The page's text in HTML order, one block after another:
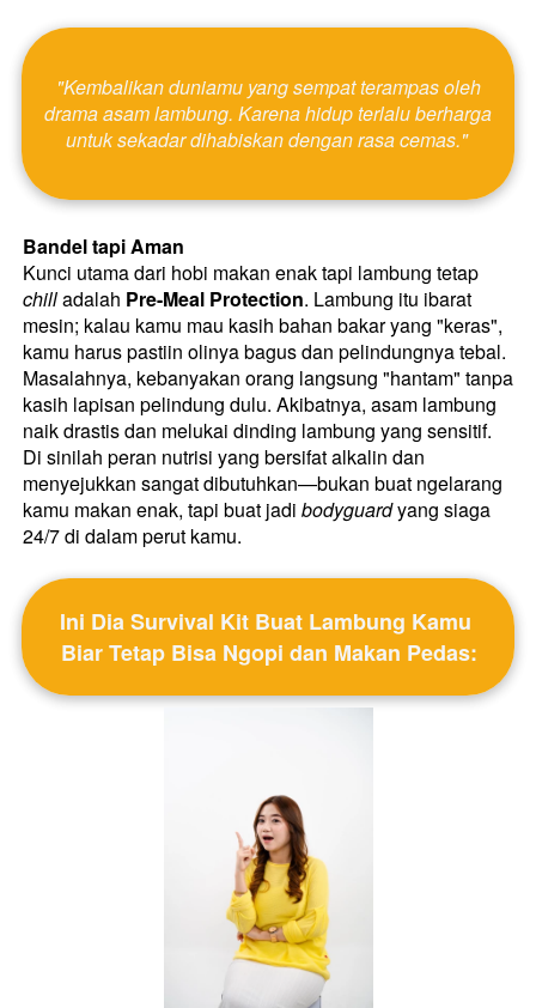
drama asam lambung. Karena hidup terlalu berharga
untuk sekadar dihabiskan dengan rasa cemas."
Bandel tapi Aman
chill adalah Pre-Meal Protection. Lambung itu ibarat
mesin; kalau kamu mau kasih bahan bakar yang "keras",
kamu harus pastiin olinya bagus dan pelindungnya tebal.
Masalahnya, kebanyakan orang langsung "hantam" tanpa
kasih lapisan pelindung dulu. Akibatnya, asam lambung
naik drastis dan melukai dinding lambung yang sensitif.
Di sinilah peran nutrisi yang bersifat alkalin dan
menyejukkan sangat dibutuhkan—bukan buat ngelarang
kamu makan enak, tapi buat jadi bodyguard yang siaga
24/7 di dalam perut kamu.
Ini Dia Survival Kit Buat Lambung Kamu
Biar Tetap Bisa Ngopi dan Makan Pedas: